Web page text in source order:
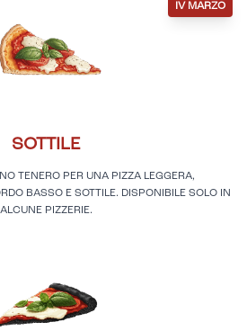
IV MARZO
SOTTILE
TENERO PER UNA PIZZA LEGGERA,
BASSO E SOTTILE. DISPONIBILE SOLO IN
ALCUNE PIZZERIE.